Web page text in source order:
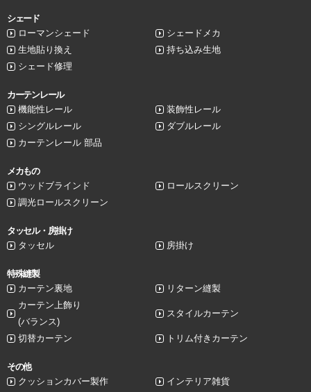
シェード
ローマンシェード
シェードメカ
生地貼り換え
持ち込み生地
シェード修理
カーテンレール
機能性レール
装飾性レール
シングルレール
ダブルレール
カーテンレール 部品
メカもの
ウッドブラインド
ロールスクリーン
調光ロールスクリーン
タッセル・房掛け
タッセル
房掛け
特殊縫製
カーテン裏地
リターン縫製
カーテン上飾り
(バランス)
スタイルカーテン
切替カーテン トリム付きカーテン
その他
クッションカバー製作
インテリア雑貨